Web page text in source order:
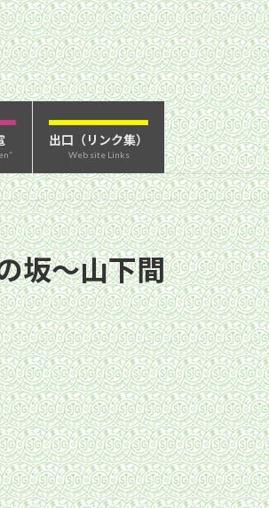
出口（リンク集）
Web site Links
坂〜山下間